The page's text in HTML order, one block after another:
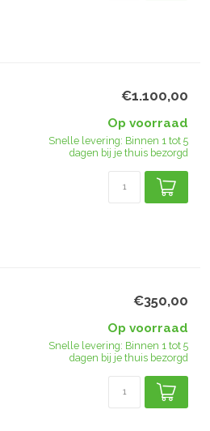
€1.100,00
Op voorraad
Snelle levering: Binnen 1 tot 5
dagen bij je thuis bezorgd
€350,00
Op voorraad
Snelle levering: Binnen 1 tot 5
dagen bij je thuis bezorgd